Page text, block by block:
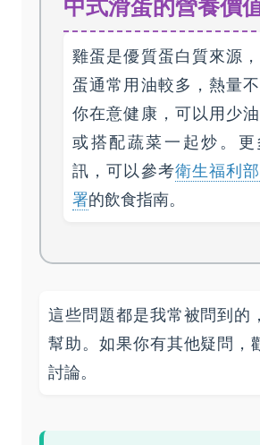
雞蛋是優質蛋白質來源
蛋通常用油較多，熱量
你在意健康，可以用少
或搭配蔬菜一起炒。更
訊，可以參考衛生福利
署的飲食指南。
這些問題都是我常被問到的
幫助。如果你有其他疑問，
討論。